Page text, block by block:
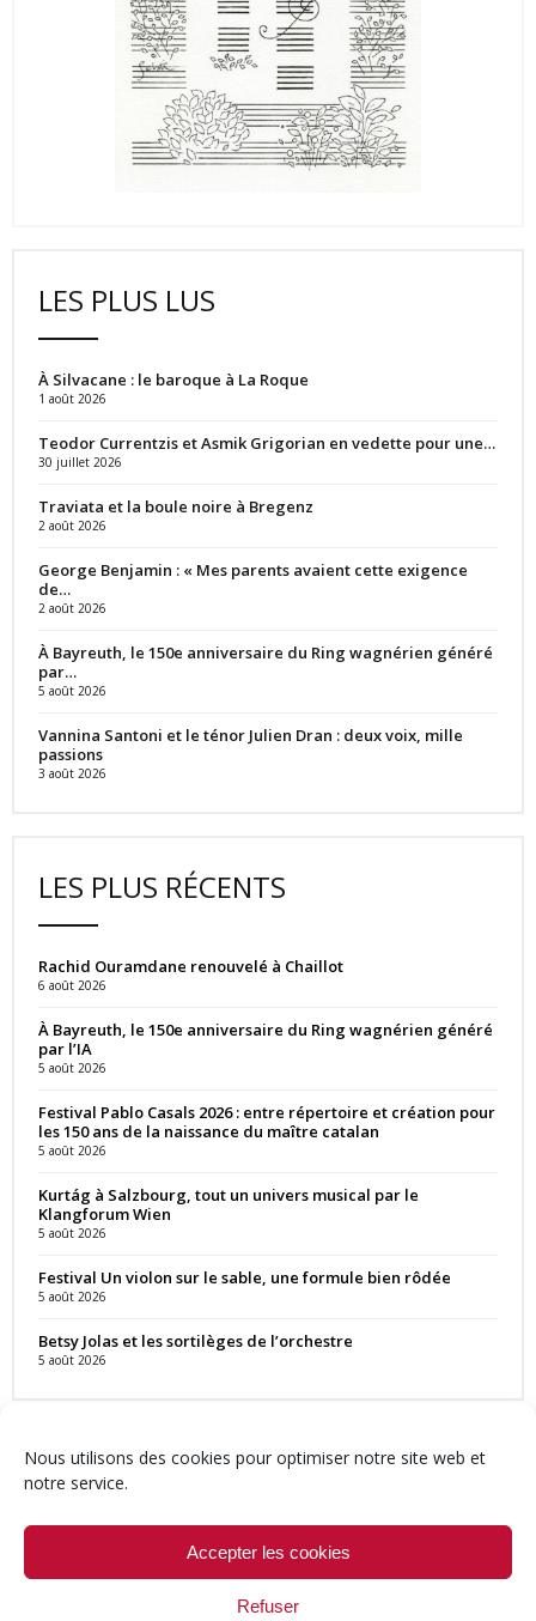
Nous utilisons des cookies pour optimiser notre site web et
notre service.
Accepter les cookies
Refuser
LES PLUS LUS
À Silvacane : le baroque à La Roque
1 août 2026
Teodor Currentzis et Asmik Grigorian en vedette pour une…
30 juillet 2026
Traviata et la boule noire à Bregenz
2 août 2026
George Benjamin : « Mes parents avaient cette exigence
de…
2 août 2026
À Bayreuth, le 150e anniversaire du Ring wagnérien généré
par…
5 août 2026
Vannina Santoni et le ténor Julien Dran : deux voix, mille
passions
3 août 2026
LES PLUS RÉCENTS
Rachid Ouramdane renouvelé à Chaillot
6 août 2026
À Bayreuth, le 150e anniversaire du Ring wagnérien généré
par l’IA
5 août 2026
Festival Pablo Casals 2026 : entre répertoire et création pour
les 150 ans de la naissance du maître catalan
5 août 2026
Kurtág à Salzbourg, tout un univers musical par le
Klangforum Wien
5 août 2026
Festival Un violon sur le sable, une formule bien rôdée
5 août 2026
Betsy Jolas et les sortilèges de l’orchestre
5 août 2026